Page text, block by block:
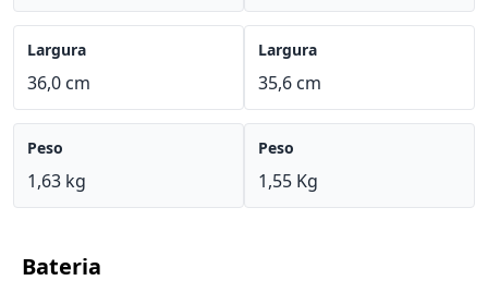
Largura
36,0 cm
Peso
1,63 kg
Largura
35,6 cm
Peso
1,55 Kg
Bateria